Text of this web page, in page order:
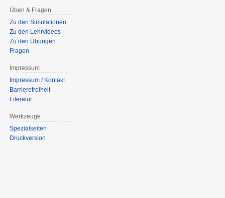
Üben & Fragen
Zu den Simulationen
Zu den Lehrvideos
Zu den Übungen
Fragen
Impressum
Impressum / Kontakt
Barrierefreiheit
Literatur
Werkzeuge
Spezialseiten
Druckversion